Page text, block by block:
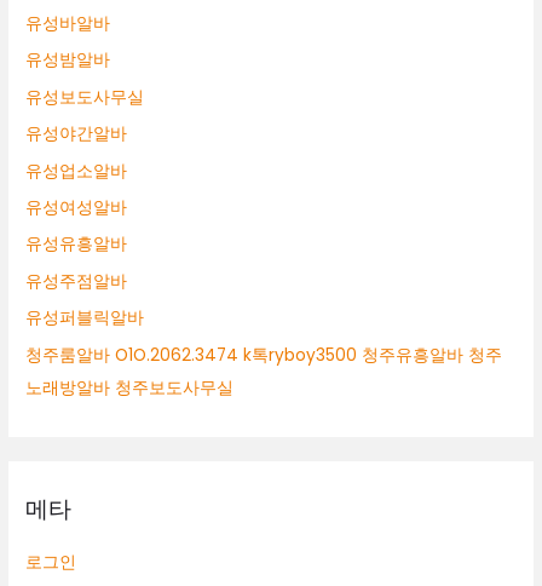
유성바알바
유성밤알바
유성보도사무실
유성야간알바
유성업소알바
유성여성알바
유성유흥알바
유성주점알바
유성퍼블릭알바
청주룸알바 O1O.2062.3474 k톡ryboy3500 청주유흥알바 청주
노래방알바 청주보도사무실
메타
로그인